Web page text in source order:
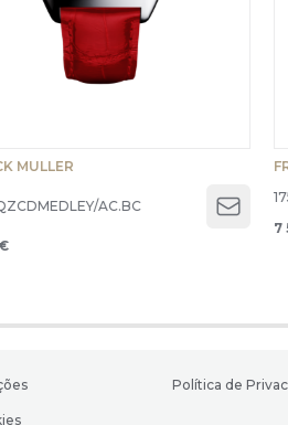
MULLER
AC.BC
Open7
Política de